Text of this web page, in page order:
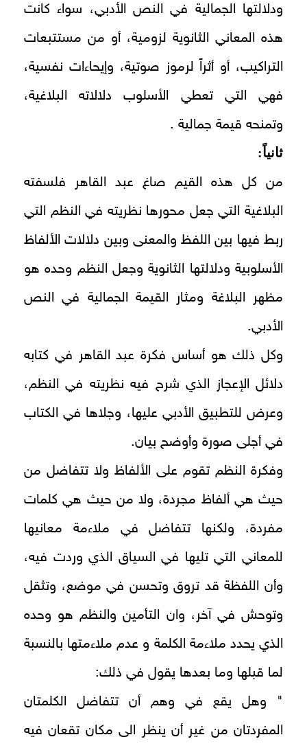
ودلالتها الجمالية في النص الأدبي، سواء كانت
هذه المعاني الثانوية لزومية، أو من مستتبعات
التراكيب، أو أثراً لرموز صوتية، وإيحاءات نفسية،
فهي التي تعطي الأسلوب دلالاته البلاغية،
وتمنحه قيمة جمالية .
ثانياً:
من كل هذه القيم صاغ عبد القاهر فلسفته
البلاغية التي جعل محورها نظريته في النظم التي
ربط فيها بين اللفظ والمعنى وبين دلالات الألفاظ
الأسلوبية ودلالتها الثانوية وجعل النظم وحده هو
مظهر البلاغة ومثار القيمة الجمالية في النص
الأدبي.
وكل ذلك هو أساس فكرة عبد القاهر في كتابه
دلائل الإعجاز الذي شرح فيه نظريته في النظم،
وعرض للتطبيق الأدبي عليها، وجلاها في الكتاب
في أجلى صورة وأوضح بيان.
وفكرة النظم تقوم على الألفاظ ولا تتفاضل من
حيث هي ألفاظ مجردة، ولا من حيث هي كلمات
مفردة، ولكنها تتفاضل في ملاءمة معانيها
للمعاني التي تليها في السياق الذي وردت فيه،
وأن اللفظة قد تروق وتحسن في موضع، وتثقل
وتوحش في آخر، وان التأمين والنظم هو وحده
الذي يحدد ملاءمة الكلمة و عدم ملاءمتها بالنسبة
لما قبلها وما بعدها يقول في ذلك:
" وهل يقع في وهم أن تتفاضل الكلمتان
المفردتان من غير أن ينظر الى مكان تقعان فيه